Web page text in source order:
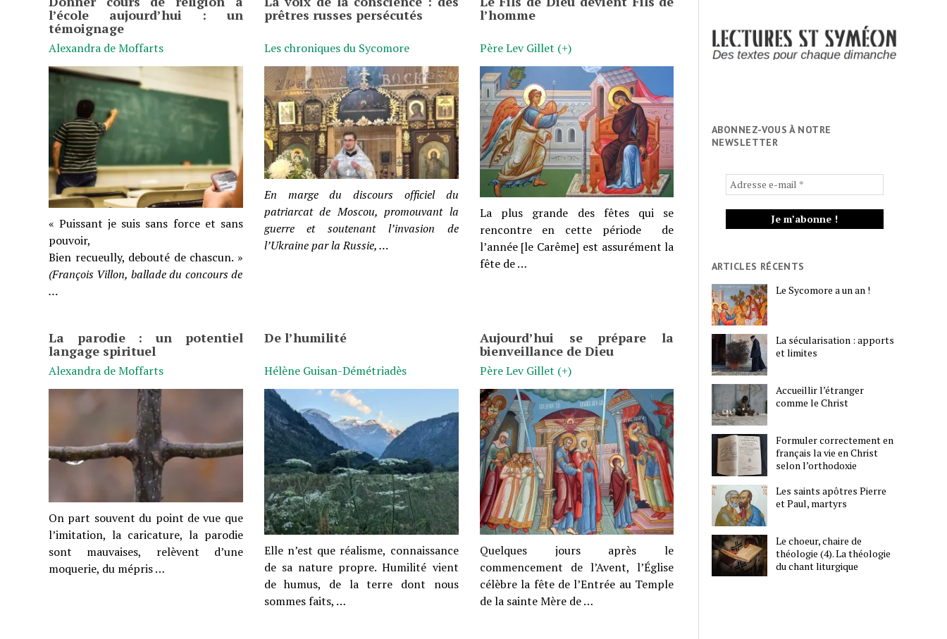
l’école aujourd’hui : un
témoignage
Alexandra de Moffarts
« Puissant je suis sans force et sans
pouvoir,
Bien recueully, debouté de chascun. »
(François Villon, ballade du concours de
…
prêtres russes persécutés
Les chroniques du Sycomore
En marge du discours officiel du
patriarcat de Moscou, promouvant la
guerre et soutenant l’invasion de
l’Ukraine par la Russie, …
l’homme
Père Lev Gillet (+)
La plus grande des fêtes qui se
rencontre en cette période de
l’année [le Carême] est assurément la
fête de …
La parodie : un potentiel
langage spirituel
Alexandra de Moffarts
On part souvent du point de vue que
l’imitation, la caricature, la parodie
sont mauvaises, relèvent d’une
moquerie, du mépris …
De l’humilité
Hélène Guisan-Démétriadès
Elle n’est que réalisme, connaissance
de sa nature propre. Humilité vient
de humus, de la terre dont nous
sommes faits, …
Aujourd’hui se prépare la
bienveillance de Dieu
Père Lev Gillet (+)
Quelques jours après le
commencement de l’Avent, l’Église
célèbre la fête de l’Entrée au Temple
de la sainte Mère de …
ABONNEZ-VOUS À NOTRE
NEWSLETTER
ARTICLES RÉCENTS
Le Sycomore a un an !
La sécularisation : apports
et limites
Accueillir l’étranger
comme le Christ
Formuler correctement en
français la vie en Christ
selon l’orthodoxie
Les saints apôtres Pierre
et Paul, martyrs
Le choeur, chaire de
théologie (4). La théologie
du chant liturgique